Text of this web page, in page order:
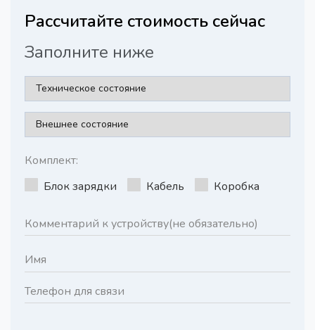
Рассчитайте стоимость сейчас
Заполните ниже
Комплект:
Блок зарядки
Кабель Коробка